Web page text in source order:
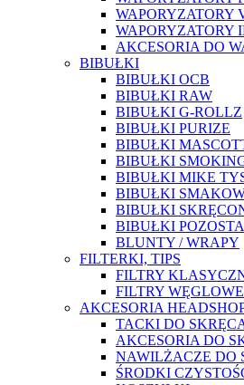
WAPORYZATORY
WAPORYZATORY
AKCESORIA DO
BIBUŁKI
BIBUŁKI OCB
BIBUŁKI RAW
BIBUŁKI G-ROLLZ
BIBUŁKI PURIZE
BIBUŁKI
BIBUŁKI
BIBUŁKI MIKE
BIBUŁKI
BIBUŁKI
BIBUŁKI
BLUNTY / WRAPY
FILTERKI, TIPS
FILTRY
FILTRY WĘGLOWE
AKCESORIA
TACKI DO
AKCESORIA DO
NAWILŻACZE DO
ŚRODKI